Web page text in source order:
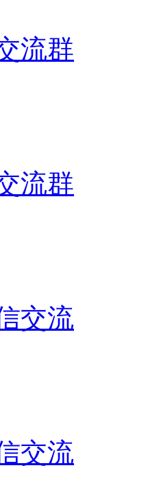
流群
流群
交流
交流